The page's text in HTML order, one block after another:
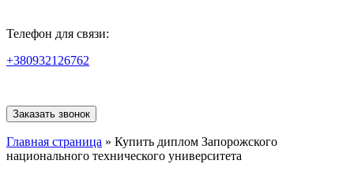
Телефон для связи:
+380932126762
Заказать звонок
Главная страница » Купить диплом Запорожского
национального технического университета